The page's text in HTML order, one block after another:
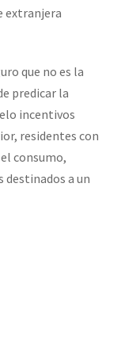
extranjera
que no es la
predicar la
incentivos
residentes con
consumo,
destinados a un